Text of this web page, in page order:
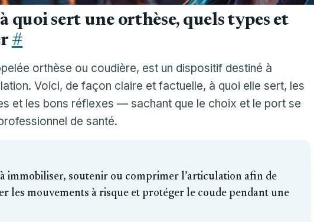
quoi sert une orthèse, quels types et
#
orthèse ou coudière, est un dispositif destiné à
Voici, de façon claire et factuelle, à quoi elle sert, les
et les bons réflexes — sachant que le choix et le port se
de santé.
immobiliser, soutenir ou comprimer l’articulation afin de
les mouvements à risque et protéger le coude pendant une